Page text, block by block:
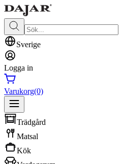
Sverige
Logga in
Varukorg(0)
Trädgård
Matsal
Kök